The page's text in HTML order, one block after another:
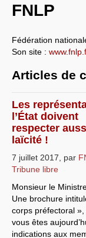
Un éléphant, ça
Résistances
L’Empire américain
Systèmes &
Nouvelles de
Crises "Covid-19
Guerre en Ukraine
FNLP
Fédération
Son site :
Articles de
Les
l’État doivent
respecter
laïcité !
7 juillet 2017 par
Tribune libre
Monsieur le
Une brochure
corps préfectoral
vous êtes
indications aux